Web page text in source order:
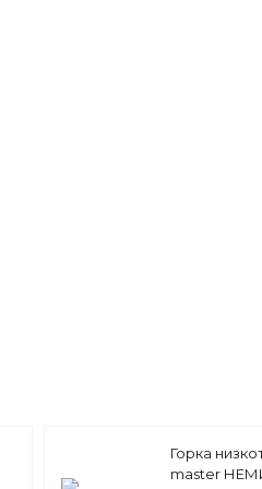
Горка
master